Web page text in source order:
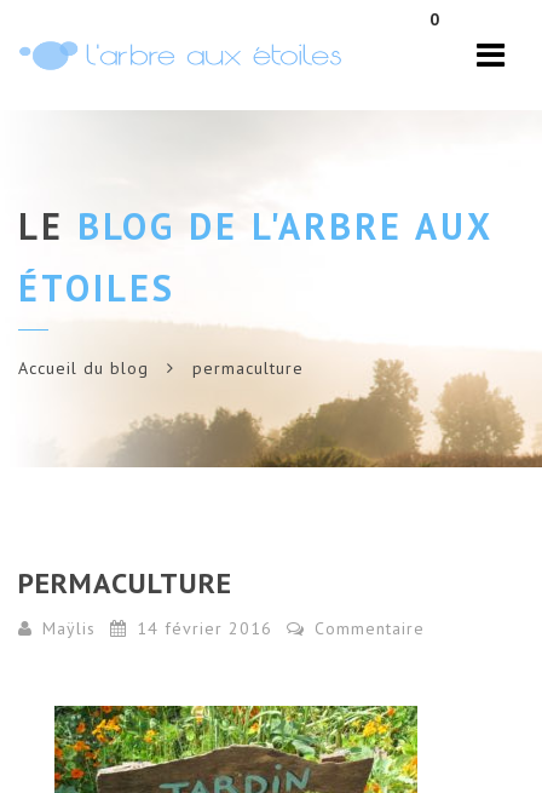
0
LE BLOG DE L'ARBRE AUX
ÉTOILES
Accueil du blog permaculture
PERMACULTURE
Maÿlis 14 février 2016 Commentaire